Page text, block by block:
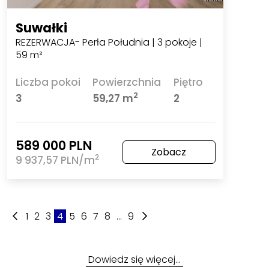
Suwałki
REZERWACJA- Perła Południa | 3 pokoje |
59 m²
Liczba pokoi
3
Powierzchnia
59,27 m2
Piętro
2
589 000 PLN
9 937,57 PLN/m2 Zobacz
1 2 3 4 5 6 7 8 ... 9
Dowiedz się więcej…